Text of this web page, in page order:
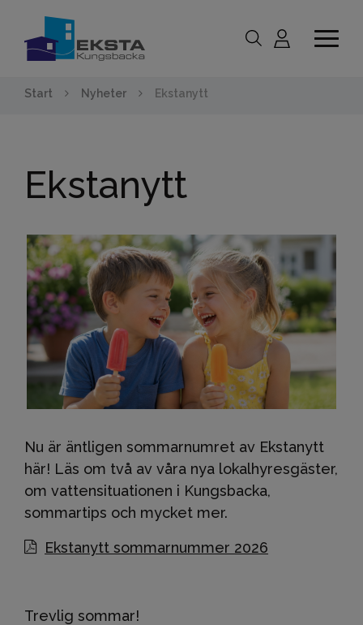
Start Nyheter Ekstanytt
Ekstanytt
Nu är äntligen sommarnumret av Ekstanytt
här! Läs om två av våra nya lokalhyresgäster,
om vattensituationen i Kungsbacka,
sommartips och mycket mer.
Ekstanytt sommarnummer 2026
Trevlig sommar!